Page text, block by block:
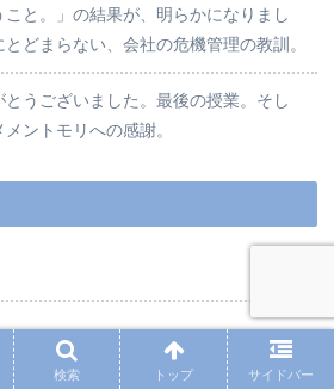
と。」の結果が、明らかになりまし
どまらない、会社の危機管理の教訓。
うございました。最後の授業。そし
ントモリへの感謝。
検索 トップ サイドバー